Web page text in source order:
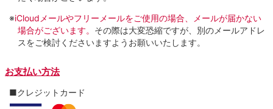
※iCloudメールやフリーメールをご使用の場合、メールが届かない
場合がございます。 その際は大変恐縮ですが、別のメールアドレ
スをご検討くださいますようお願いいたします。
お支払い方法
■クレジットカード